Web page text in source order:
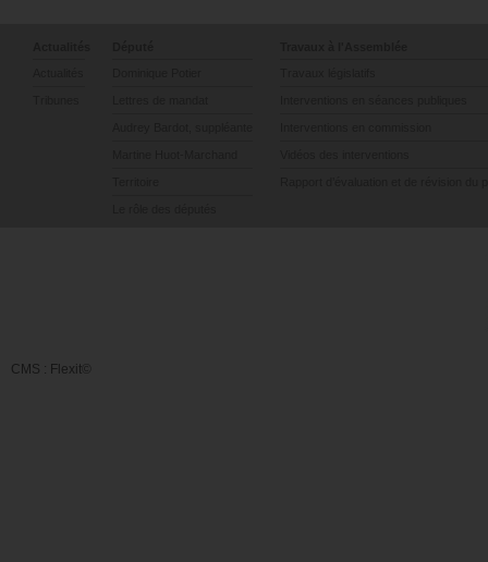
CMS : Flexit©